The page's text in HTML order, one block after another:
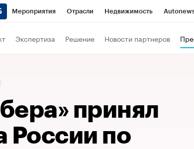
Мероприятия Отрасли Недвижимость
наличной валюты
Экспертиза Решение Новости партнеров
принял
России по